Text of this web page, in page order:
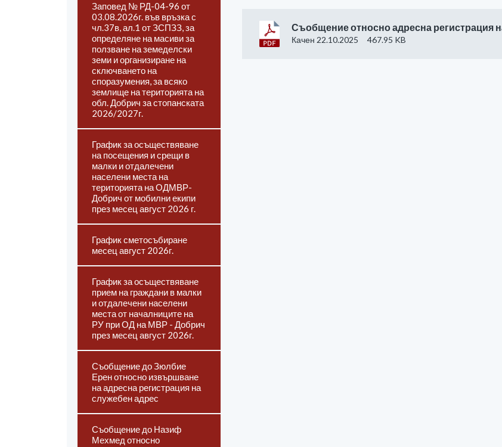
Заповед № РД-04-96 от
03.08.2026г. във връзка с
чл.37в, ал.1 от ЗСПЗЗ, за
определяне на масиви за
ползване на земеделски
земи и организиране на
сключването на
споразумения, за всяко
землище на територията на
обл. Добрич за стопанската
2026/2027г.
График за осъществяване
на посещения и срещи в
малки и отдалечени
населени места на
територията на ОДМВР-
Добрич от мобилни екипи
през месец август 2026 г.
График сметосъбиране
месец август 2026г.
График за осъществяване
прием на граждани в малки
и отдалечени населени
места от началниците на
РУ при ОД на МВР - Добрич
през месец август 2026г.
Съобщение до Зюлбие
Ерен относно извършване
на адресна регистрация на
служебен адрес
Съобщение до Назиф
Мехмед относно
Съобщение относно адресна регистрация
Качен 22.10.2025 467.95 KB